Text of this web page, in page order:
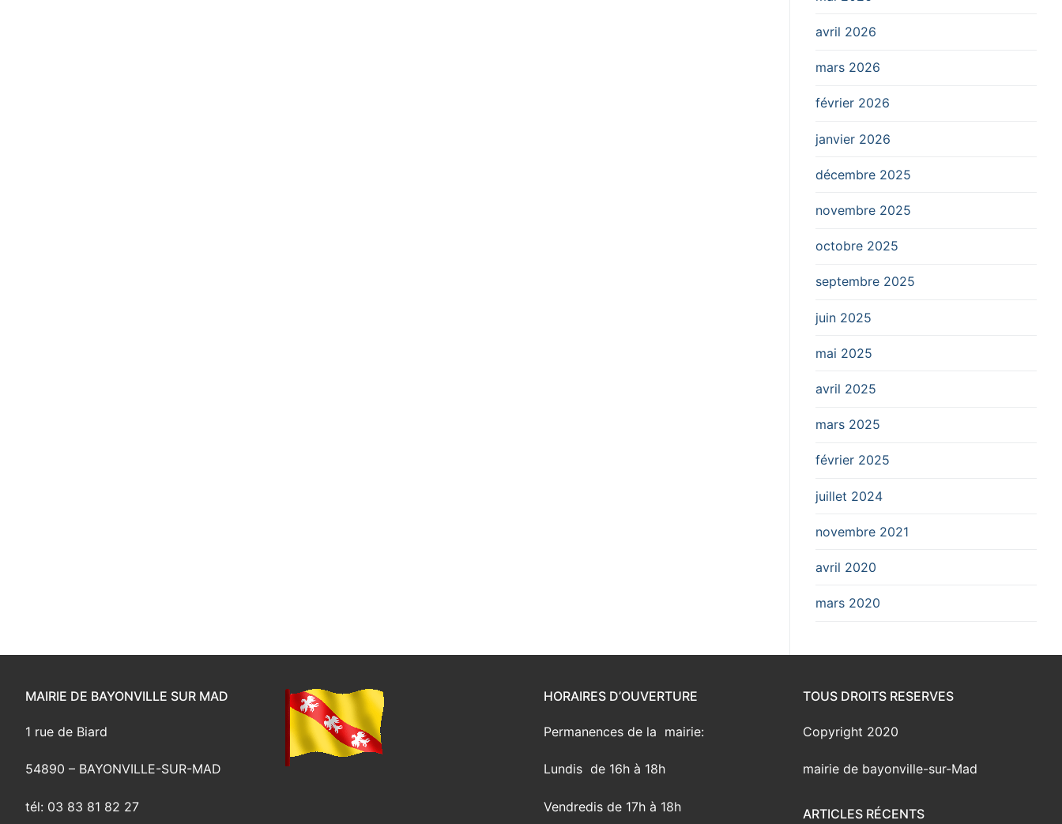
avril 2026
mars 2026
février 2026
janvier 2026
décembre 2025
novembre 2025
octobre 2025
septembre 2025
juin 2025
mai 2025
avril 2025
mars 2025
février 2025
juillet 2024
novembre 2021
avril 2020
mars 2020
MAIRIE DE BAYONVILLE SUR MAD
1 rue de Biard
54890 – BAYONVILLE-SUR-MAD
tél: 03 83 81 82 27
HORAIRES D’OUVERTURE
Permanences de la mairie:
Lundis de 16h à 18h
Vendredis de 17h à 18h
TOUS DROITS RESERVES
Copyright 2020
mairie de bayonville-sur-Mad
ARTICLES RÉCENTS